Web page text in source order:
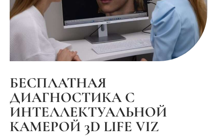
БЕСПЛАТНАЯ
ДИАГНОСТИКА С
ИНТЕЛЛЕКТУАЛЬНОЙ
КАМЕРОЙ 3D LIFE VIZ